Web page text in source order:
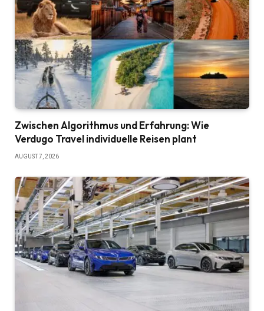
Zwischen Algorithmus und Erfahrung: Wie
Verdugo Travel individuelle Reisen plant
AUGUST 7, 2026